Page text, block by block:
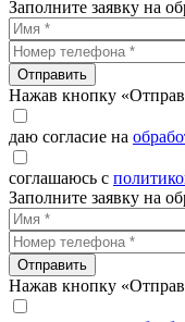
Заполните заявку на
Отправить
Нажав кнопку
даю согласие на
соглашаюсь с
Заполните заявку на
Отправить
Нажав кнопку